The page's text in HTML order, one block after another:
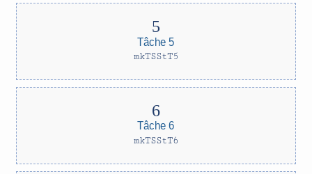
Tâche 5
mkTSStT5
Tâche 6
mkTSStT6